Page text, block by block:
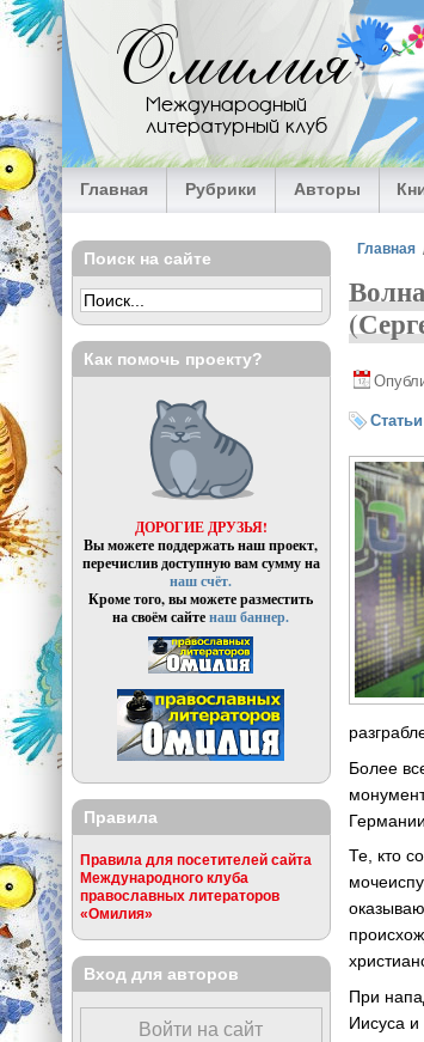
Перейти к основному содержанию
Омилия
Международный
литературный клуб
Главная Рубрики Авторы
Вы
Главная
Статьи
Более
Те, кто
При
Иисуса
Поиск на сайте
Как помочь проекту?
ДОРОГИЕ ДРУЗЬЯ!
Вы можете поддержать наш проект,
перечислив доступную вам сумму на
наш счёт.
Кроме того, вы можете разместить
на своём сайтенаш баннер.
Правила
Правила для посетителей сайта
Международного клуба
православных литераторов
«Омилия»
Вход для авторов
Войти на сайт